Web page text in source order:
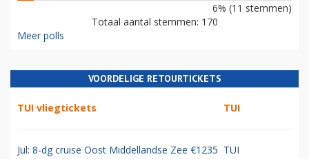
6% (11 stemmen)
Totaal aantal stemmen: 170
Meer polls
VOORDELIGE RETOURTICKETS
TUI vliegtickets TUI
Jul: 8-dg cruise Oost Middellandse Zee €1235 TUI